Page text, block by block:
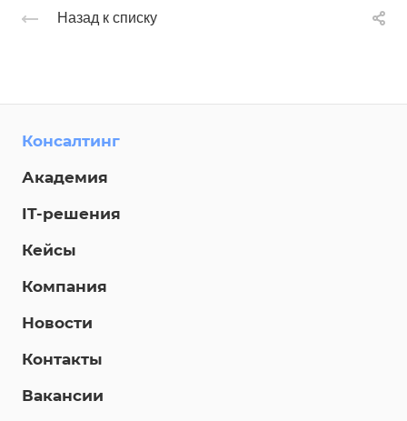
Назад к списку
Консалтинг
Академия
IT-решения
Кейсы
Компания
Новости
Контакты
Вакансии